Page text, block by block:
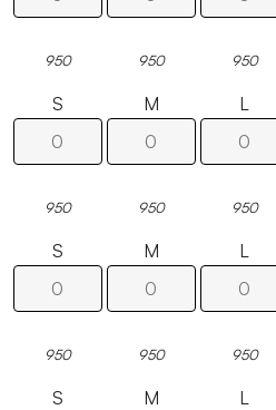
950 950 950
S
950
M
950
L
950
S
950
M
950
L
950
S M L